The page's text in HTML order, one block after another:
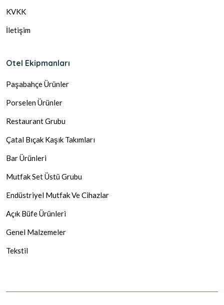
KVKK
İletişim
Otel Ekipmanları
Paşabahçe Ürünler
Porselen Ürünler
Restaurant Grubu
Çatal Bıçak Kaşık Takımları
Bar Ürünleri
Mutfak Set Üstü Grubu
Endüstriyel Mutfak Ve Cihazlar
Açık Büfe Ürünleri
Genel Malzemeler
Tekstil